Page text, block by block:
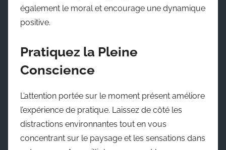
également le moral et encourage une dynamique
positive.
Pratiquez la Pleine
Conscience
L’attention portée sur le moment présent améliore
l’expérience de pratique. Laissez de côté les
distractions environnantes tout en vous
concentrant sur le paysage et les sensations dans